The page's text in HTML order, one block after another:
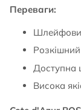
Переваги:
Доступна
Висока